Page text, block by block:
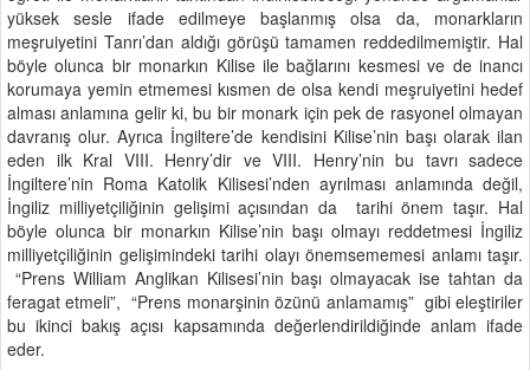
yüksek sesle ifade edilmeye başlanmış olsa da, monarkların
meşruiyetini Tanrı’dan aldığı görüşü tamamen reddedilmemiştir. Hal
böyle olunca bir monarkın Kilise ile bağlarını kesmesi ve de inancı
korumaya yemin etmemesi kısmen de olsa kendi meşruiyetini hedef
alması anlamına gelir ki, bu bir monark için pek de rasyonel olmayan
davranış olur. Ayrıca İngiltere’de kendisini Kilise’nin başı olarak ilan
eden ilk Kral VIII. Henry’dir ve VIII. Henry’nin bu tavrı sadece
İngiltere’nin Roma Katolik Kilisesi’nden ayrılması anlamında değil,
İngiliz milliyetçiliğinin gelişimi açısından da tarihi önem taşır. Hal
böyle olunca bir monarkın Kilise’nin başı olmayı reddetmesi İngiliz
milliyetçiliğinin gelişimindeki tarihi olayı önemsememesi anlamı taşır.
“Prens William Anglikan Kilisesi’nin başı olmayacak ise tahtan da
feragat etmeli”, “Prens monarşinin özünü anlamamış” gibi eleştiriler
bu ikinci bakış açısı kapsamında değerlendirildiğinde anlam ifade
eder.